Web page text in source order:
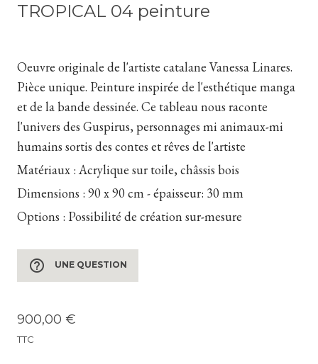
TROPICAL 04 peinture
Oeuvre originale de l'artiste catalane Vanessa Linares.
Pièce unique. Peinture inspirée de l'esthétique manga
et de la bande dessinée. Ce tableau nous raconte
l'univers des Guspirus, personnages mi animaux-mi
humains sortis des contes et rêves de l'artiste
Matériaux : Acrylique sur toile, châssis bois
Dimensions : 90 x 90 cm - épaisseur: 30 mm
Options : Possibilité de création sur-mesure
help_outline UNE QUESTION
900,00 €
TTC